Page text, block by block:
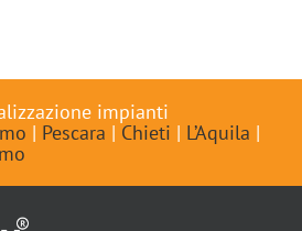
impianti
| Pescara | Chieti | L’Aquila |